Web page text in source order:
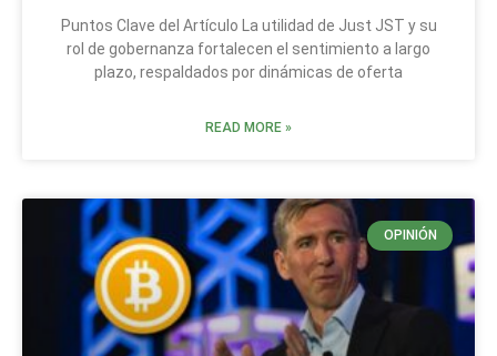
Puntos Clave del Artículo La utilidad de Just JST y su
rol de gobernanza fortalecen el sentimiento a largo
plazo, respaldados por dinámicas de oferta
READ MORE »
OPINIÓN